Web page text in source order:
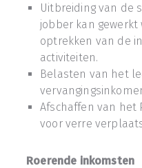
Uitbreiding van de
jobber kan
optrekken van de
activiteiten.
Belasten van het
Afschaffen van het
voor verre
Roerende inkomsten